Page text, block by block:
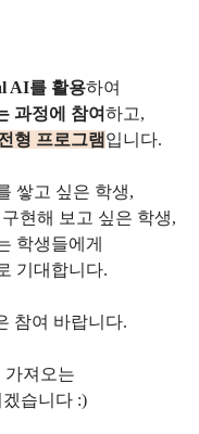
AI를 활용하여
과정에 참여하고,
형 프로그램 입니다.
쌓고 싶은 학생,
현해 보고 싶은 학생,
학생들에게
기대합니다.
참여 바랍니다.
가져오는
겠습니다 :)